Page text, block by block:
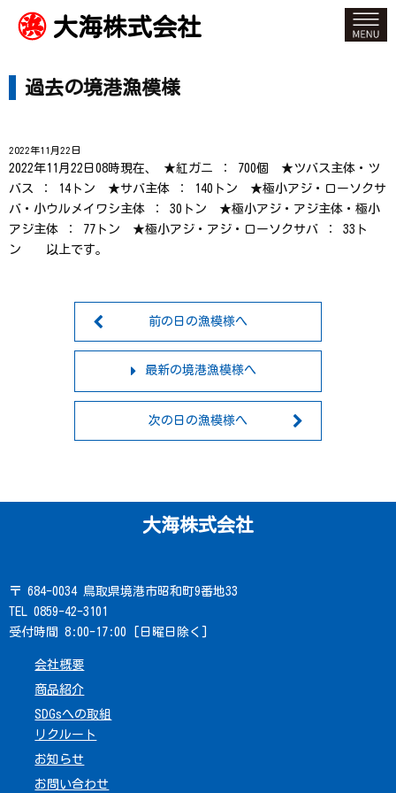
大海株式会社
過去の境港漁模様
2022年11月22日
2022年11月22日08時現在、 ★紅ガニ ： 700個 ★ツバス主体・ツ
バス ： 14トン ★サバ主体 ： 140トン ★極小アジ・ローソクサ
バ・小ウルメイワシ主体 ： 30トン ★極小アジ・アジ主体・極小
アジ主体 ： 77トン ★極小アジ・アジ・ローソクサバ ： 33ト
ン 以上です。
前の日の漁模様へ
最新の境港漁模様へ
次の日の漁模様へ
大海株式会社
〒 684-0034 鳥取県境港市昭和町9番地33
TEL 0859-42-3101
受付時間 8:00-17:00 [日曜日除く]
会社概要
商品紹介
SDGsへの取組
リクルート
お知らせ
お問い合わせ